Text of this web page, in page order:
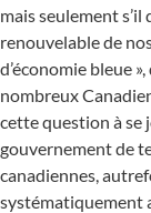
mais seulement
renouvelable de
d’économie bleue
nombreux
cette question à se
gouvernement de
canadiennes,
systématiquement